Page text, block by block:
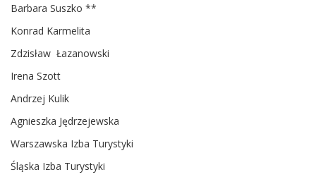
Barbara Suszko **
Konrad Karmelita
Zdzisław Łazanowski
Irena Szott
Andrzej Kulik
Agnieszka Jędrzejewska
Warszawska Izba Turystyki
Śląska Izba Turystyki